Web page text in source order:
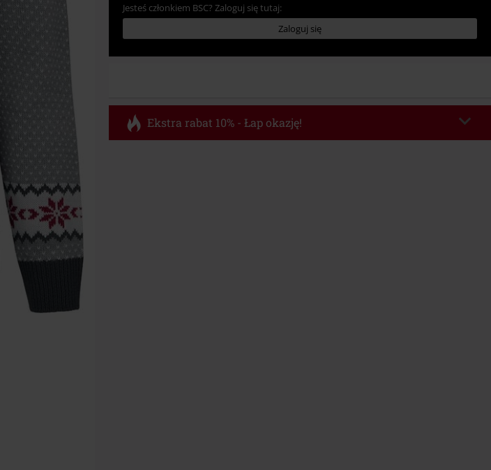
Jesteś członkiem BSC? Zaloguj się tutaj:
Zaloguj się
Ekstra rabat 10% - Łap okazję!